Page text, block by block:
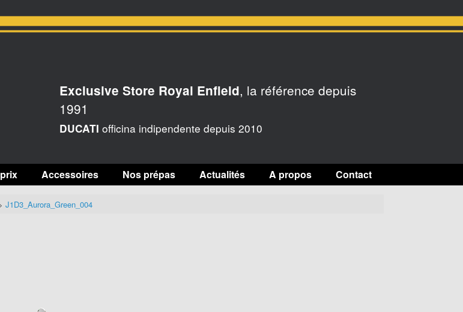
Exclusive Store Royal Enfield, la référence depuis
1991
DUCATI officina indipendente depuis 2010
Accessoires Nos prépas Actualités A propos Contact
J1D3_Aurora_Green_004